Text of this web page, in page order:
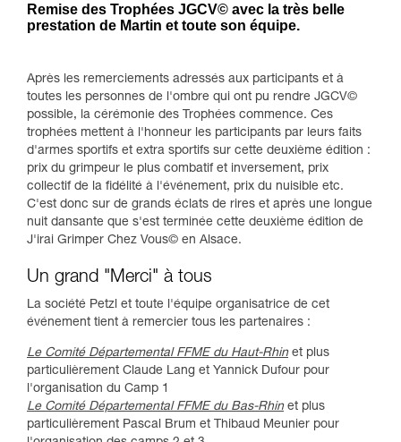
Remise des Trophées JGCV© avec la très belle
prestation de Martin et toute son équipe.
Après les remerciements adressés aux participants et à
toutes les personnes de l'ombre qui ont pu rendre JGCV©
possible, la cérémonie des Trophées commence. Ces
trophées mettent à l'honneur les participants par leurs faits
d'armes sportifs et extra sportifs sur cette deuxième édition :
prix du grimpeur le plus combatif et inversement, prix
collectif de la fidélité à l'événement, prix du nuisible etc.
C'est donc sur de grands éclats de rires et après une longue
nuit dansante que s'est terminée cette deuxième édition de
J'irai Grimper Chez Vous© en Alsace.
Un grand "Merci" à tous
La société Petzl et toute l'équipe organisatrice de cet
événement tient à remercier tous les partenaires :
Le Comité Départemental FFME du Haut-Rhinet plus
particulièrement Claude Lang et Yannick Dufour pour
l'organisation du Camp 1
Le Comité Départemental FFME du Bas-Rhinet plus
particulièrement Pascal Brum et Thibaud Meunier pour